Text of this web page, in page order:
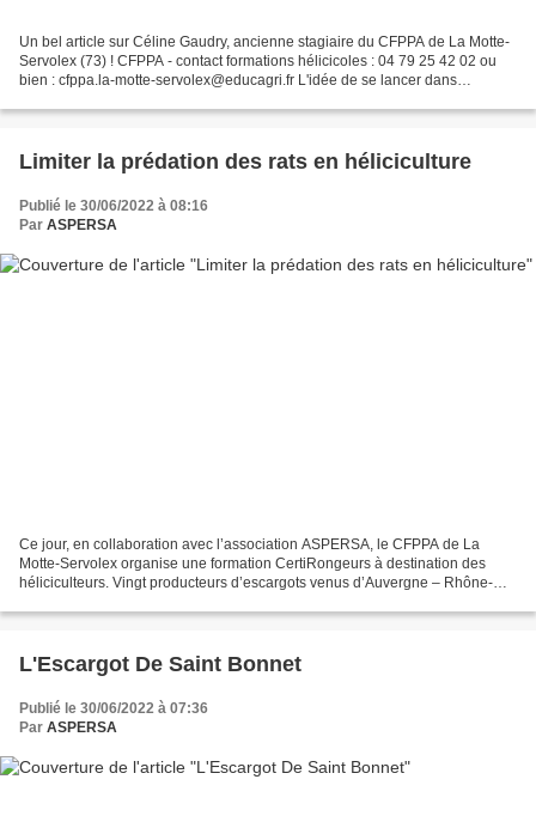
Un bel article sur Céline Gaudry, ancienne stagiaire du CFPPA de La Motte-
Servolex (73) ! CFPPA - contact formations hélicicoles : 04 79 25 42 02 ou
bien : cfppa.la-motte-servolex@educagri.fr L'idée de se lancer dans
Limiter la prédation des rats en héliciculture
Publié le 30/06/2022 à 08:16
Par ASPERSA
Ce jour, en collaboration avec l’association ASPERSA, le CFPPA de La
Motte-Servolex organise une formation CertiRongeurs à destination des
héliciculteurs. Vingt producteurs d’escargots venus d’Auvergne – Rhône-
L'Escargot De Saint Bonnet
Publié le 30/06/2022 à 07:36
Par ASPERSA